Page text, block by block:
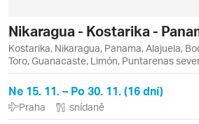
Nikaragua - Kostarika -
Kostarika, Nikaragua, Panama, Alajuela,
Toro, Guanacaste, Limón, Puntarenas
José, Colón, La Fortuna, Managua,
Panama City, Puerto Limón
Ne 15. 11. – Po 30. 11. (16 dní)
Praha snídaně